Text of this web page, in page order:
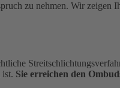
zu nehmen. Wir zeigen
ist. Sie erreichen den